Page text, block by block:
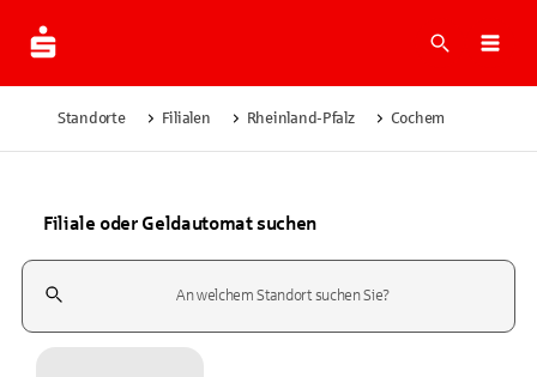
Suche
Standorte Filialen Rheinland-Pfalz Cochem
Filiale oder Geldautomat suchen
Suchfeld